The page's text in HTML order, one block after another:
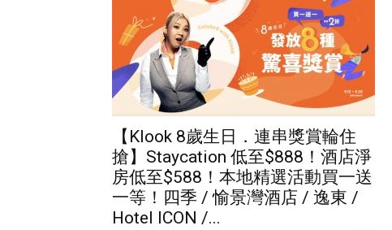
【Klook 8歲生日．連串獎賞輪住
搶】Staycation 低至$888！酒店淨
房低至$588！本地精選活動買一送
一等！四季 / 愉景灣酒店 / 逸東 /
Hotel ICON /...